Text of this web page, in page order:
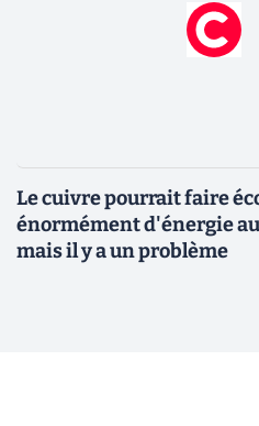
Le cuivre pourrait faire
énormément d'énergie
mais il y a un problème